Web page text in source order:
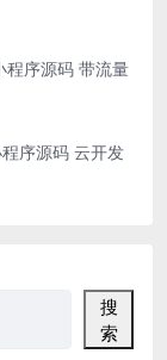
程序源码 带流量
序源码 云开发
搜
索